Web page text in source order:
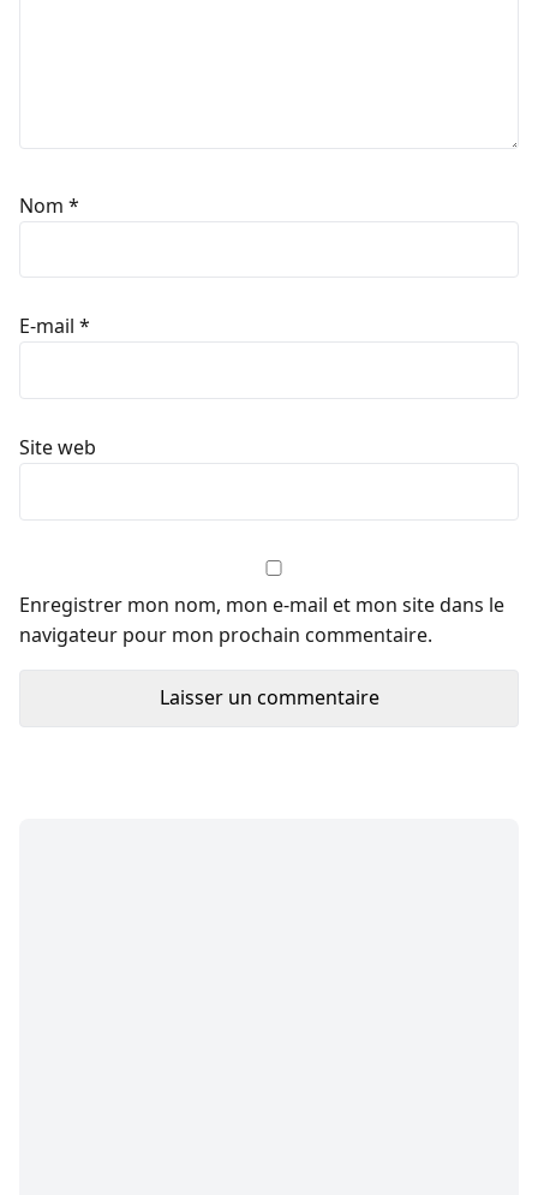
Nom *
E-mail *
Site web
Enregistrer mon nom, mon e-mail et mon site dans le
navigateur pour mon prochain commentaire.